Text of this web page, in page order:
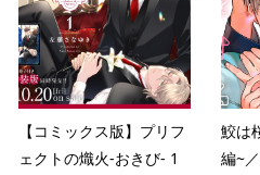
【コミックス版】プリフ
ェクトの熾火-おきび- 1
鮫は
編~